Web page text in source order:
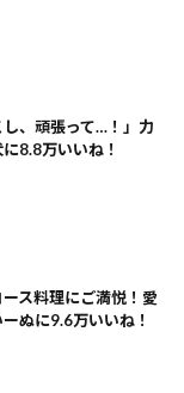
し、頑張って…！」力
8.8万いいね！
ス料理にご満悦！愛
ぬに9.6万いいね！